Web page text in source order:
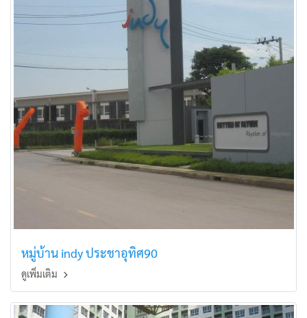
หมู่บ้าน indy ประชาอุทิศ90
ดูเพิ่มเติม